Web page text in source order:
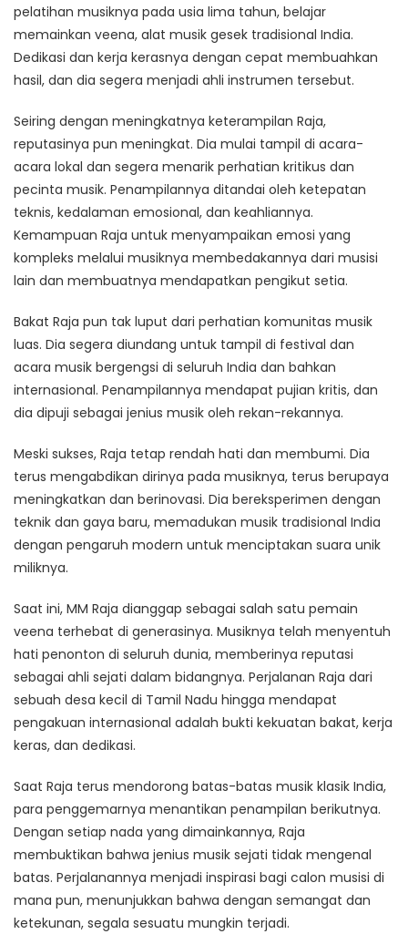
pelatihan musiknya pada usia lima tahun, belajar
memainkan veena, alat musik gesek tradisional India.
Dedikasi dan kerja kerasnya dengan cepat membuahkan
hasil, dan dia segera menjadi ahli instrumen tersebut.
Seiring dengan meningkatnya keterampilan Raja,
reputasinya pun meningkat. Dia mulai tampil di acara-
acara lokal dan segera menarik perhatian kritikus dan
pecinta musik. Penampilannya ditandai oleh ketepatan
teknis, kedalaman emosional, dan keahliannya.
Kemampuan Raja untuk menyampaikan emosi yang
kompleks melalui musiknya membedakannya dari musisi
lain dan membuatnya mendapatkan pengikut setia.
Bakat Raja pun tak luput dari perhatian komunitas musik
luas. Dia segera diundang untuk tampil di festival dan
acara musik bergengsi di seluruh India dan bahkan
internasional. Penampilannya mendapat pujian kritis, dan
dia dipuji sebagai jenius musik oleh rekan-rekannya.
Meski sukses, Raja tetap rendah hati dan membumi. Dia
terus mengabdikan dirinya pada musiknya, terus berupaya
meningkatkan dan berinovasi. Dia bereksperimen dengan
teknik dan gaya baru, memadukan musik tradisional India
dengan pengaruh modern untuk menciptakan suara unik
miliknya.
Saat ini, MM Raja dianggap sebagai salah satu pemain
veena terhebat di generasinya. Musiknya telah menyentuh
hati penonton di seluruh dunia, memberinya reputasi
sebagai ahli sejati dalam bidangnya. Perjalanan Raja dari
sebuah desa kecil di Tamil Nadu hingga mendapat
pengakuan internasional adalah bukti kekuatan bakat, kerja
keras, dan dedikasi.
Saat Raja terus mendorong batas-batas musik klasik India,
para penggemarnya menantikan penampilan berikutnya.
Dengan setiap nada yang dimainkannya, Raja
membuktikan bahwa jenius musik sejati tidak mengenal
batas. Perjalanannya menjadi inspirasi bagi calon musisi di
mana pun, menunjukkan bahwa dengan semangat dan
ketekunan, segala sesuatu mungkin terjadi.